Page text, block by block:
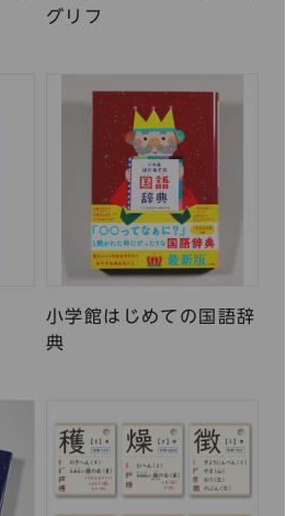
グリフ
小学館はじめての国語辞
典